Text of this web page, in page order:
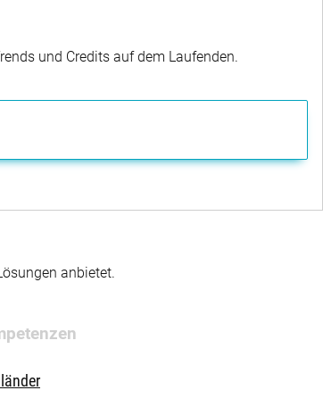
und Credits auf dem Laufenden.
anbietet.